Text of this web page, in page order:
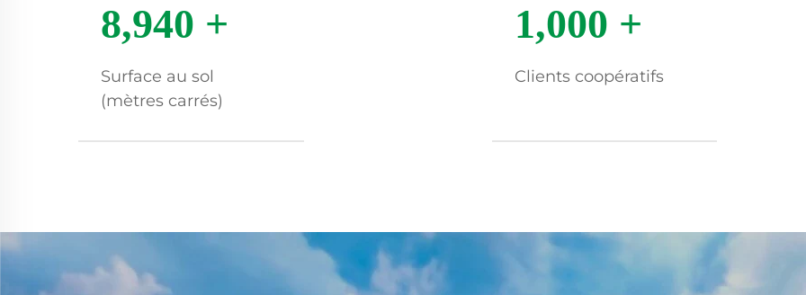
8,940 +
Surface au sol
(mètres carrés)
1,000 +
Clients coopératifs